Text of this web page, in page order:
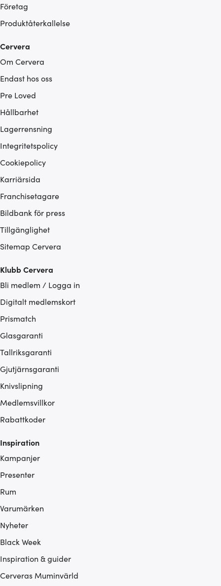
Företag
Produktåterkallelse
Cervera
Om Cervera
Endast hos oss
Pre Loved
Hållbarhet
Lagerrensning
Integritetspolicy
Cookiepolicy
Karriärsida
Franchisetagare
Bildbank för press
Tillgänglighet
Sitemap Cervera
Klubb Cervera
Bli medlem / Logga in
Digitalt medlemskort
Prismatch
Glasgaranti
Tallriksgaranti
Gjutjärnsgaranti
Knivslipning
Medlemsvillkor
Rabattkoder
Inspiration
Kampanjer
Presenter
Rum
Varumärken
Nyheter
Black Week
Inspiration & guider
Cerveras Muminvärld